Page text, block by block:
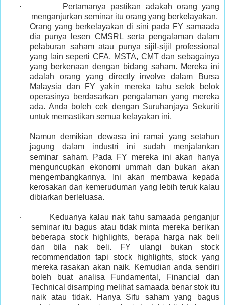
· Pertamanya pastikan adakah orang yang
menganjurkan seminar itu orang yang berkelayakan.
Orang yang berkelayakan di sini pada FY samaada
dia punya lesen CMSRL serta pengalaman dalam
pelaburan saham atau punya sijil-sijil professional
yang lain seperti CFA, MSTA, CMT dan sebagainya
yang berkenaan dengan bidang saham. Mereka ini
adalah orang yang directly involve dalam Bursa
Malaysia dan FY yakin mereka tahu selok belok
operasinya berdasarkan pengalaman yang mereka
ada. Anda boleh cek dengan Suruhanjaya Sekuriti
untuk memastikan semua kelayakan ini.
Namun demikian dewasa ini ramai yang setahun
jagung dalam industri ini sudah menjalankan
seminar saham. Pada FY mereka ini akan hanya
menguncupkan ekonomi ummah dan bukan akan
mengembangkannya. Ini akan membawa kepada
kerosakan dan kemeruduman yang lebih teruk kalau
dibiarkan berleluasa.
· Keduanya kalau nak tahu samaada penganjur
seminar itu bagus atau tidak minta mereka berikan
beberapa stock highlights, berapa harga nak beli
dan bila nak beli. FY ulangi bukan stock
recommendation tapi stock highlights, stock yang
mereka rasakan akan naik. Kemudian anda sendiri
boleh buat analisa Fundamental, Financial dan
Technical disamping melihat samaada benar stok itu
naik atau tidak. Hanya Sifu saham yang bagus